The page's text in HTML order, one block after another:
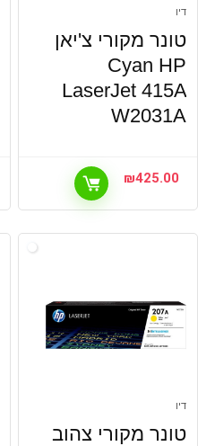
דיו
טונר מקורי צ'יאן
Cyan HP
LaserJet 415A
W2031A
₪425.00
דיו
טונר מקורי צהוב